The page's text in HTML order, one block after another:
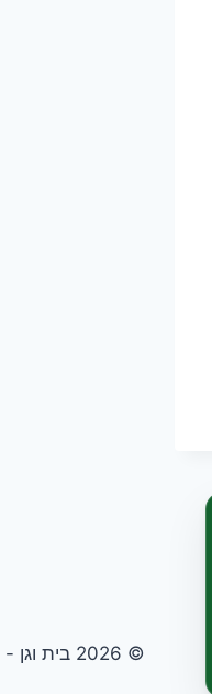
© 2026 בית וגן - WordPress Theme by